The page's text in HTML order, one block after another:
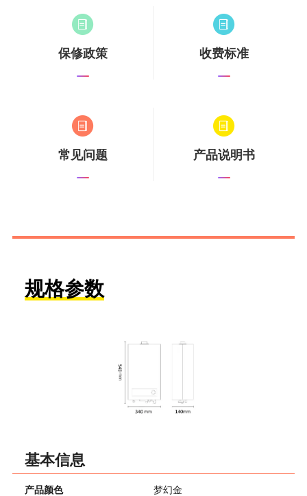
保修政策 收费标准
常见问题 产品说明书
规格参数
基本信息
产品颜色 梦幻金